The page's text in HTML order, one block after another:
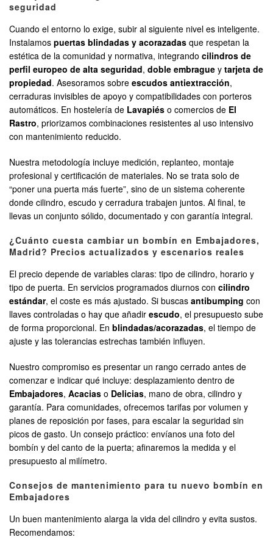
seguridad
Cuando el entorno lo exige, subir al siguiente nivel es inteligente.
Instalamos puertas blindadas y acorazadas que respetan la
estética de la comunidad y normativa, integrando cilindros de
perfil europeo de alta seguridad, doble embrague y tarjeta de
propiedad. Asesoramos sobre escudos antiextracción,
cerraduras invisibles de apoyo y compatibilidades con porteros
automáticos. En hostelería de Lavapiés o comercios de El
Rastro, priorizamos combinaciones resistentes al uso intensivo
con mantenimiento reducido.
Nuestra metodología incluye medición, replanteo, montaje
profesional y certificación de materiales. No se trata solo de
“poner una puerta más fuerte”, sino de un sistema coherente
donde cilindro, escudo y cerradura trabajen juntos. Al final, te
llevas un conjunto sólido, documentado y con garantía integral.
¿Cuánto cuesta cambiar un bombín en Embajadores,
Madrid? Precios actualizados y escenarios reales
El precio depende de variables claras: tipo de cilindro, horario y
tipo de puerta. En servicios programados diurnos con cilindro
estándar, el coste es más ajustado. Si buscas antibumping con
llaves controladas o hay que añadir escudo, el presupuesto sube
de forma proporcional. En blindadas/acorazadas, el tiempo de
ajuste y las tolerancias estrechas también influyen.
Nuestro compromiso es presentar un rango cerrado antes de
comenzar e indicar qué incluye: desplazamiento dentro de
Embajadores, Acacias o Delicias, mano de obra, cilindro y
garantía. Para comunidades, ofrecemos tarifas por volumen y
planes de reposición por fases, para escalar la seguridad sin
picos de gasto. Un consejo práctico: envíanos una foto del
bombín y del canto de la puerta; afinaremos la medida y el
presupuesto al milímetro.
Consejos de mantenimiento para tu nuevo bombín en
Embajadores
Un buen mantenimiento alarga la vida del cilindro y evita sustos.
Recomendamos: